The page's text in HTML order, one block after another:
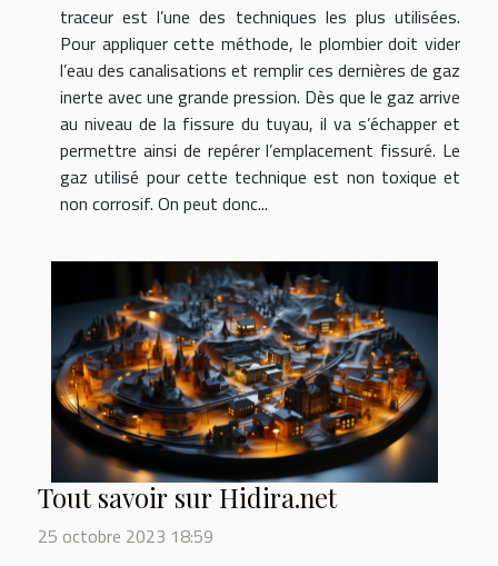
traceur est l’une des techniques les plus utilisées.
Pour appliquer cette méthode, le plombier doit vider
l’eau des canalisations et remplir ces dernières de gaz
inerte avec une grande pression. Dès que le gaz arrive
au niveau de la fissure du tuyau, il va s’échapper et
permettre ainsi de repérer l’emplacement fissuré. Le
gaz utilisé pour cette technique est non toxique et
non corrosif. On peut donc...
Tout savoir sur Hidira.net
25 octobre 2023 18:59